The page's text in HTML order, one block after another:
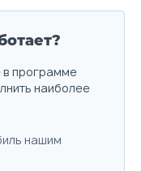
в программе
наиболее
нашим